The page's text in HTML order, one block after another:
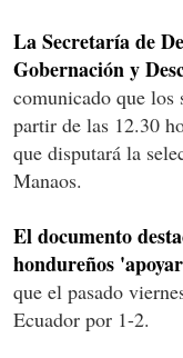
La Secretaría de
Gobernación y
comunicado que los
partir de las 12.30
que disputará la
Manaos.
El documento
hondureños
que el pasado
Ecuador por 1-2.